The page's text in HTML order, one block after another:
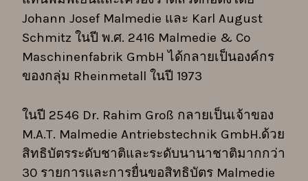
Johann Josef Malmedie และ Karl August
Schmitz ในปี พ.ศ. 2416 Malmedie & Co
Maschinenfabrik GmbH ได้กลายเป็นองค์กร
ของกลุ่ม Rheinmetall ในปี 1973
ในปี 2546 Dr. Rahim Groß กลายเป็นเจ้าของ
M.A.T. Malmedie Antriebstechnik GmbH.ด้วย
สิทธิบัตรระดับชาติและระดับนานาชาติมากกว่า
30 รายการและการยื่นขอสิทธิบัตร Malmedie